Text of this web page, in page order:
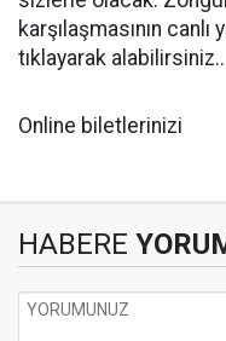
karşılaşmasının
tıklayarak alabilirsiniz..
Online biletlerinizi
HABERE